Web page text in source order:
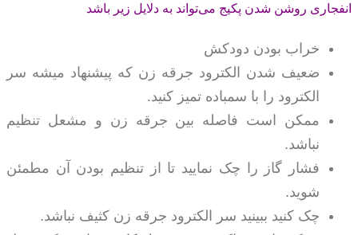
انفجاری روشن شدن پکیج می‌تواند به دلایل زیر باشد
خراب بودن دودکش
ضعیف شدن الکترود جرقه زن که پیشنهاد میشه سر
الکترود را با سمباده تمیز کنید.
ممکن است فاصله بین جرقه زن و مشعل تنظیم
نباشد.
فشار گاز را چک نمایید تا از تنظیم بودن آن مطمئن
شوید.
چک کنید ببینید سر الکترود جرقه زن کثیف نباشد.